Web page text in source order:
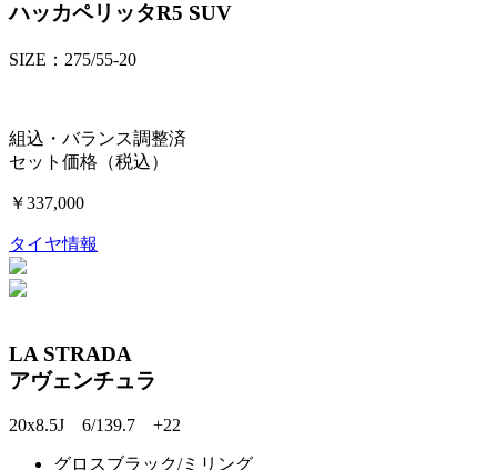
ハッカペリッタR5 SUV
SIZE：275/55-20
組込・バランス調整済
セット価格（税込）
￥337,000
タイヤ情報
LA STRADA
アヴェンチュラ
20x8.5J 6/139.7 +22
グロスブラック/ミリング